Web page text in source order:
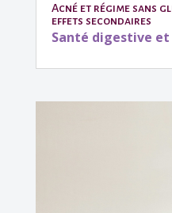
Acné et régime sans
effets secondaires
Santé digestive et